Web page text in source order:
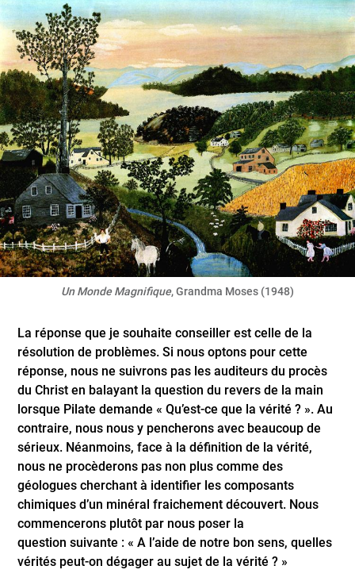
Un Monde Magnifique, Grandma Moses (1948)
La réponse que je souhaite conseiller est celle de la
résolution de problèmes. Si nous optons pour cette
réponse, nous ne suivrons pas les auditeurs du procès
du Christ en balayant la question du revers de la main
lorsque Pilate demande « Qu’est-ce que la vérité ? ». Au
contraire, nous nous y pencherons avec beaucoup de
sérieux. Néanmoins, face à la définition de la vérité,
nous ne procèderons pas non plus comme des
géologues cherchant à identifier les composants
chimiques d’un minéral fraichement découvert. Nous
commencerons plutôt par nous poser la
question suivante : « A l’aide de notre bon sens, quelles
vérités peut-on dégager au sujet de la vérité ? »